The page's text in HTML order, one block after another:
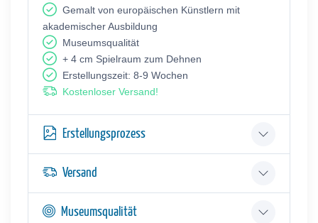
Gemalt von europäischen Künstlern mit
akademischer Ausbildung
Museumsqualität
+ 4 cm Spielraum zum Dehnen
Erstellungszeit: 8-9 Wochen
Kostenloser Versand!
Erstellungsprozess
Versand
Museumsqualität